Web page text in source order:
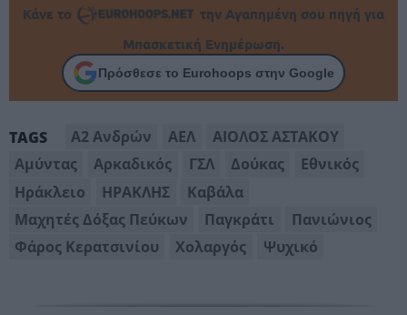
Κάνε το
την Αγαπημένη σου πηγή για
Μπασκετική Ενημέρωση.
Πρόσθεσε το Eurohoops στην Google
TAGS Α2 Ανδρών ΑΕΛ
ΑΙΟΛΟΣ ΑΣΤΑΚΟΥ
Αμύντας
Αρκαδικός ΓΣΛ Δούκας
Εθνικός
Ηράκλειο
ΗΡΑΚΛΗΣ
Καβάλα
Μαχητές Δόξας Πεύκων
Παγκράτι
Πανιώνιος
Φάρος Κερατσινίου
Χολαργός Ψυχικό